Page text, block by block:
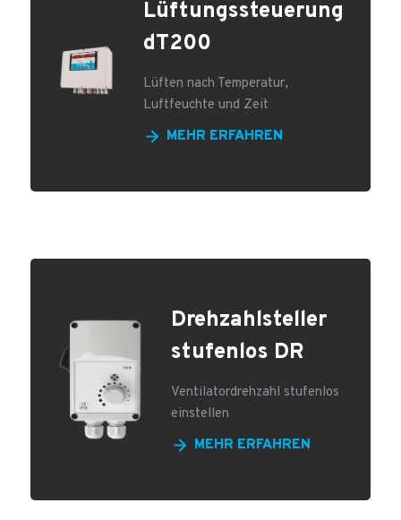
Lüftungssteuerung
dT200
Lüften nach Temperatur,
Luftfeuchte und Zeit
MEHR ERFAHREN
Drehzahlsteller
stufenlos DR
Ventilatordrehzahl stufenlos
einstellen
MEHR ERFAHREN